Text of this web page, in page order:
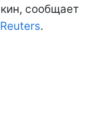
сообщает
Reuters.